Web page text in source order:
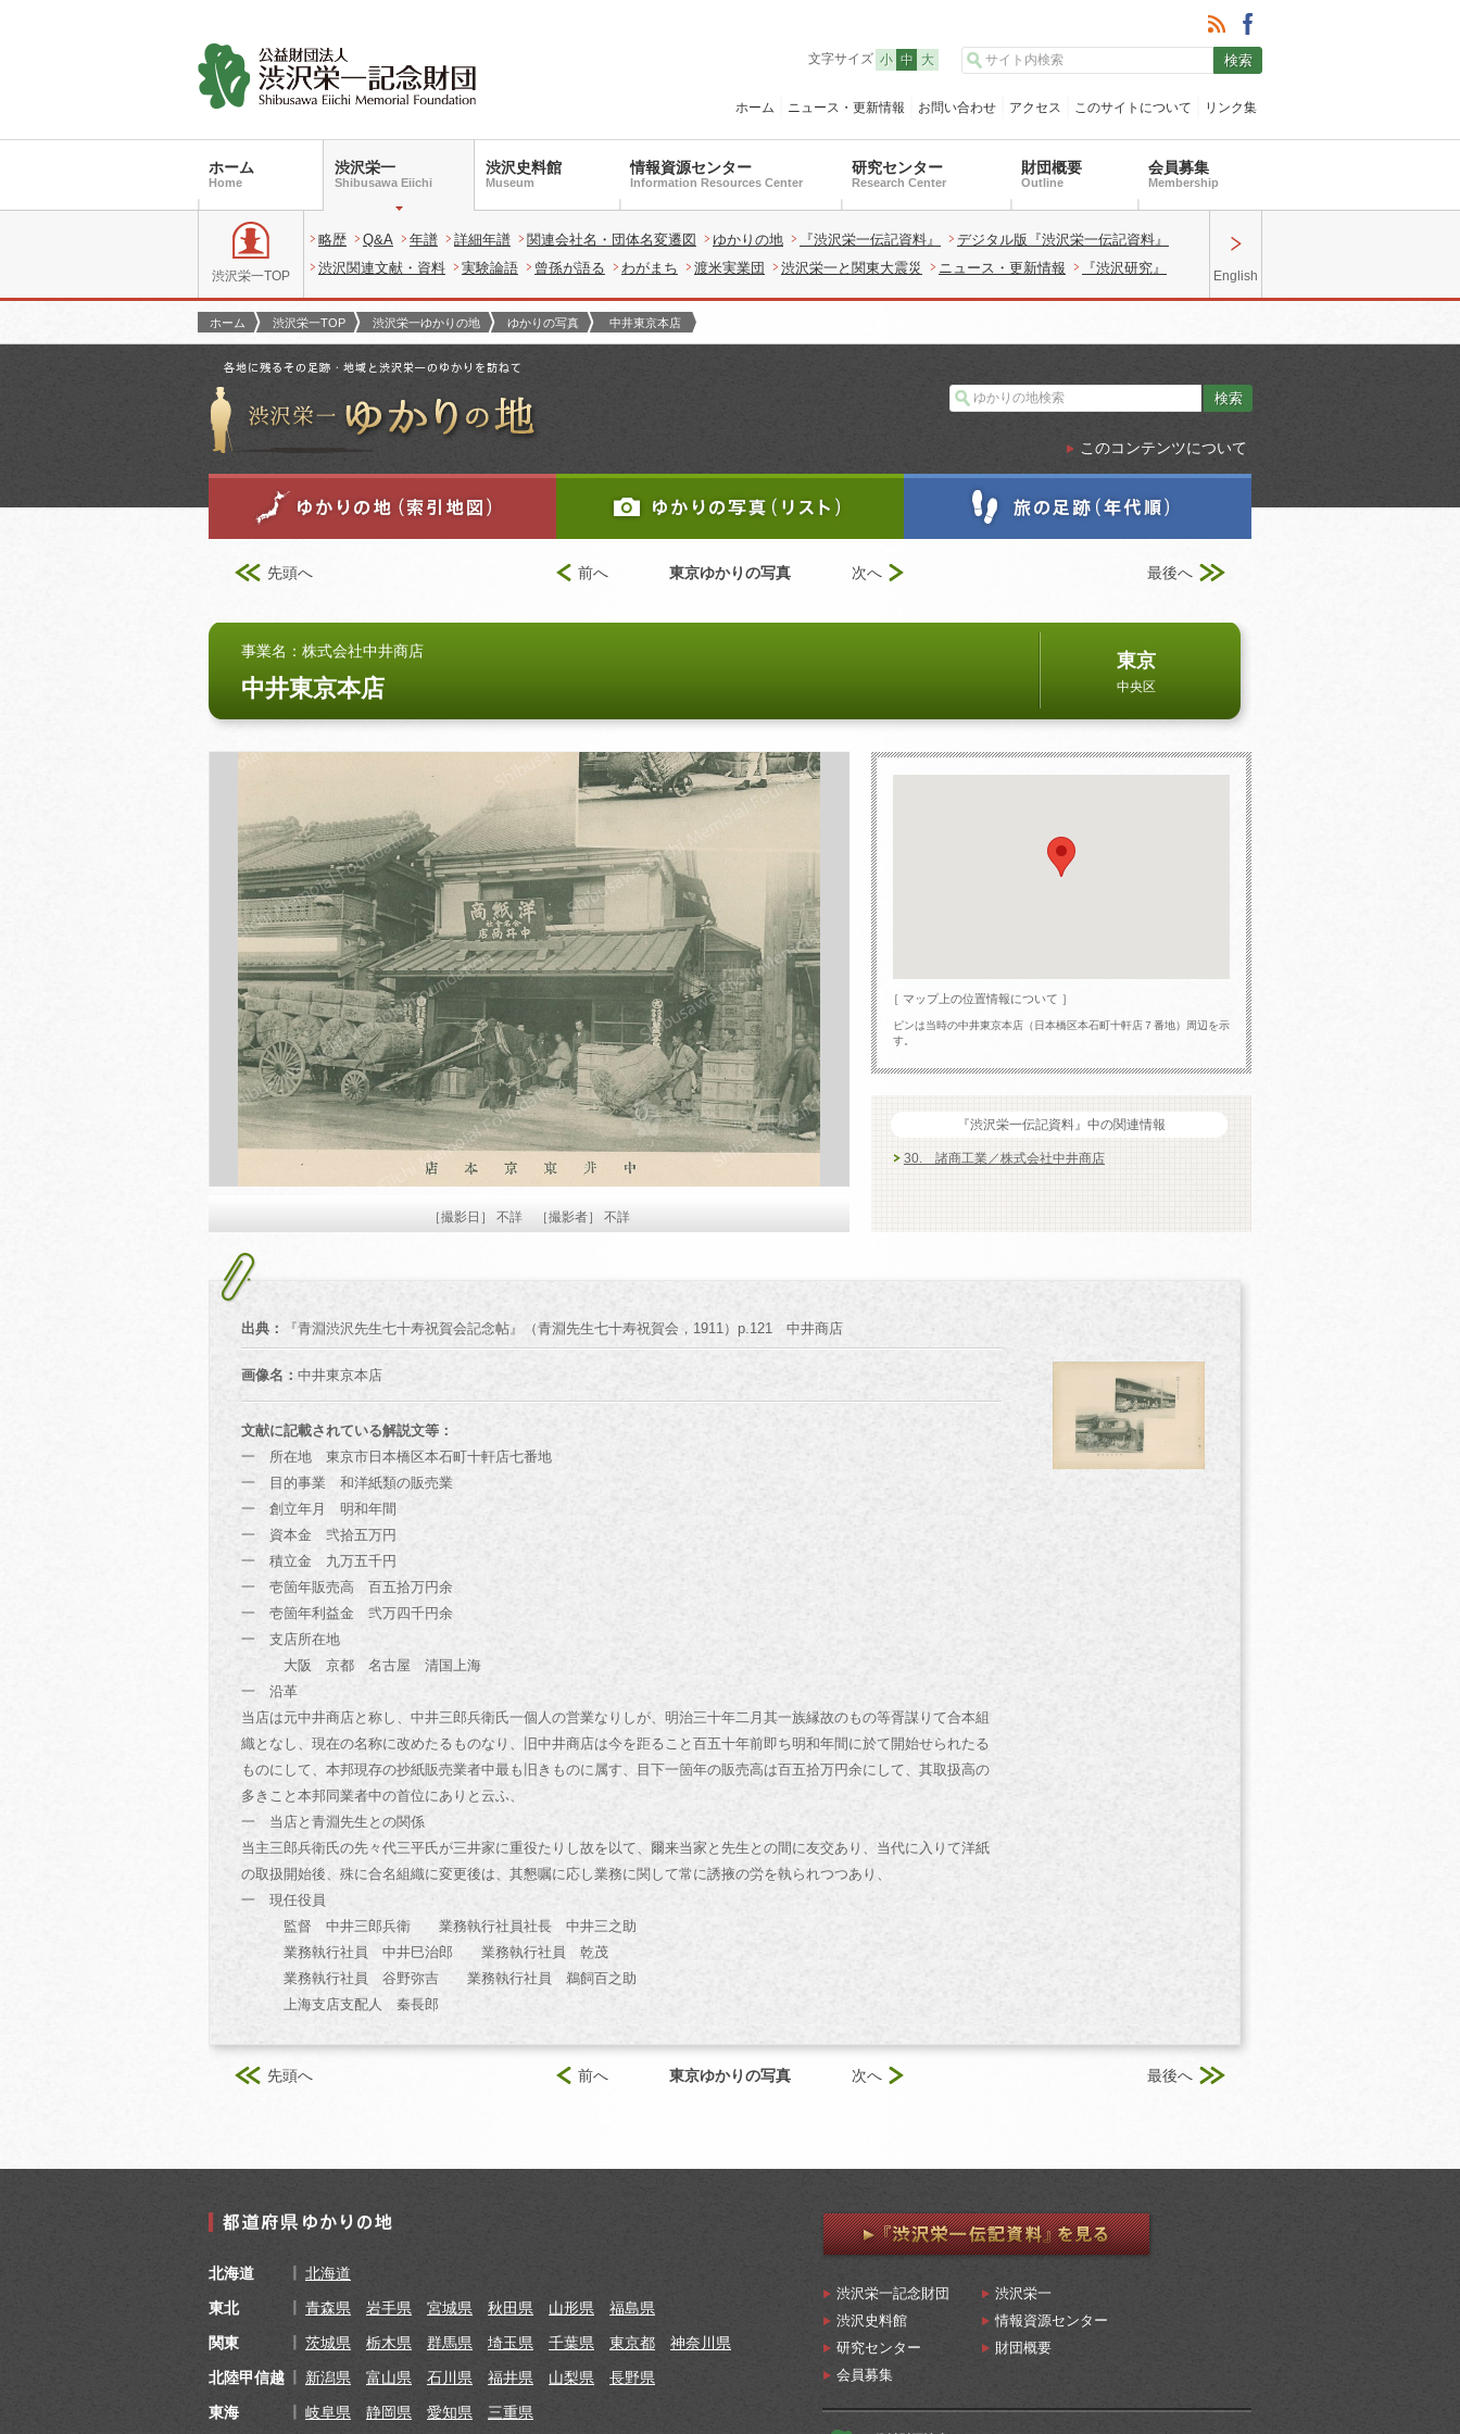
文字サイズ 小 中 大
ホーム ニュース・更新情報 お問い合わせ アクセス このサイトについて リンク集
ホーム
Home
渋沢栄一
Shibusawa Eiichi
渋沢史料館
Museum
情報資源センター
Information Resources Center
研究センター
Research Center
財団概要
Outline
会員募集
Membership
渋沢栄一TOP
略歴 Q&A 年譜 詳細年譜 関連会社名・団体名変遷図 ゆかりの地 『渋沢栄一伝記資料』
デジタル版『渋沢栄一伝記資料』
渋沢関連文献・資料
実験論語 曾孫が語る わがまち 渡米実業団 渋沢栄一と関東大震災 ニュース・更新情報 『渋沢研究』 English
ホーム 渋沢栄一TOP 渋沢栄一ゆかりの地 ゆかりの写真 中井東京本店
このコンテンツについて
先頭へ 最後へ
前へ 東京ゆかりの写真 次へ
事業名：株式会社中井商店
中井東京本店
東京
中央区
［撮影日］ 不詳 ［撮影者］ 不詳
［ マップ上の位置情報について ］
ピンは当時の中井東京本店（日本橋区本石町十軒店７番地）周辺を示
す。
『渋沢栄一伝記資料』中の関連情報
30. 諸商工業／株式会社中井商店
出典： 『青淵渋沢先生七十寿祝賀会記念帖』（青淵先生七十寿祝賀会，1911）p.121 中井商店
画像名： 中井東京本店
文献に記載されている解説文等：
一 所在地 東京市日本橋区本石町十軒店七番地
一 目的事業 和洋紙類の販売業
一 創立年月 明和年間
一 資本金 弐拾五万円
一 積立金 九万五千円
一 壱箇年販売高 百五拾万円余
一 壱箇年利益金 弐万四千円余
一 支店所在地
大阪 京都 名古屋 清国上海
一 沿革
当店は元中井商店と称し、中井三郎兵衛氏一個人の営業なりしが、明治三十年二月其一族縁故のもの等胥謀りて合本組
織となし、現在の名称に改めたるものなり、旧中井商店は今を距ること百五十年前即ち明和年間に於て開始せられたる
ものにして、本邦現存の抄紙販売業者中最も旧きものに属す、目下一箇年の販売高は百五拾万円余にして、其取扱高の
多きこと本邦同業者中の首位にありと云ふ、
一 当店と青淵先生との関係
当主三郎兵衛氏の先々代三平氏が三井家に重役たりし故を以て、爾来当家と先生との間に友交あり、当代に入りて洋紙
の取扱開始後、殊に合名組織に変更後は、其懇嘱に応し業務に関して常に誘掖の労を執られつつあり、
一 現任役員
監督 中井三郎兵衛 業務執行社員社長 中井三之助
業務執行社員 中井巳治郎 業務執行社員 乾茂
業務執行社員 谷野弥吉 業務執行社員 鵜飼百之助
上海支店支配人 秦長郎
先頭へ 最後へ
前へ 東京ゆかりの写真 次へ
北海道
北海道
東北
青森県 岩手県 宮城県 秋田県 山形県
福島県
関東
茨城県 栃木県 群馬県 埼玉県 千葉県 東京都
神奈川県
北陸甲信越
新潟県 富山県 石川県 福井県 山梨県
長野県
東海
岐阜県 静岡県 愛知県 三重県
渋沢栄一記念財団
渋沢栄一
渋沢史料館
情報資源センター
研究センター
財団概要
会員募集